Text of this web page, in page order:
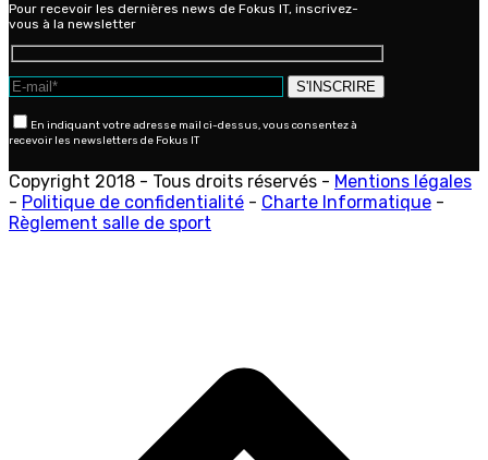
Pour recevoir les dernières news de Fokus IT, inscrivez-
vous à la newsletter
En indiquant votre adresse mail ci-dessus, vous consentez à
recevoir les newsletters de Fokus IT
Copyright 2018 - Tous droits réservés - Mentions légales
- Politique de confidentialité - Charte Informatique -
Règlement salle de sport